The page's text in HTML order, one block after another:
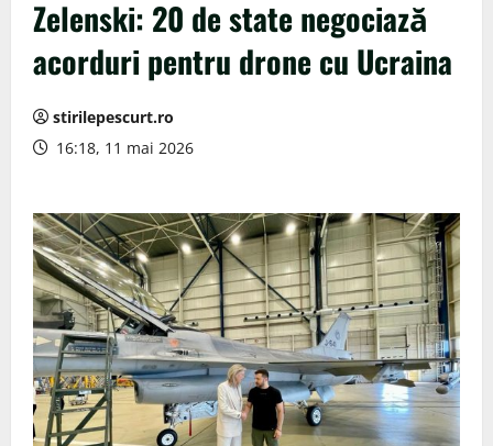
Zelenski: 20 de state negociază
acorduri pentru drone cu Ucraina
stirilepescurt.ro
16:18, 11 mai 2026